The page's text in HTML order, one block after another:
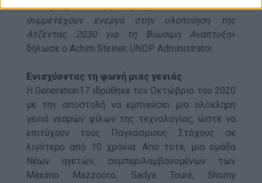
ευκαιρίες και τους πόρους να ακουστούν και
συμμετέχουν ενεργά στην υλοποίηση της
Ατζέντας 2030 για τη Βιώσιμη Ανάπτυξη»
δήλωσε ο Achim Steiner, UNDP Administrator.
Ενισχύοντας τη φωνή μιας γενιάς
Η Generation17 ιδρύθηκε τον Οκτώβριο του 2020
με την αποστολή να εμπνεύσει μια ολόκληρη
γενιά νεαρών φίλων της τεχνολογίας, ώστε να
επιτύχουν τους Παγκόσμιους Στόχους σε
λιγότερο από 10 χρόνια. Από τότε, μια ομάδα
Νέων ηγετών, συμπεριλαμβανομένων των
Máximo Mazzocco, Sadya Touré, Shomy